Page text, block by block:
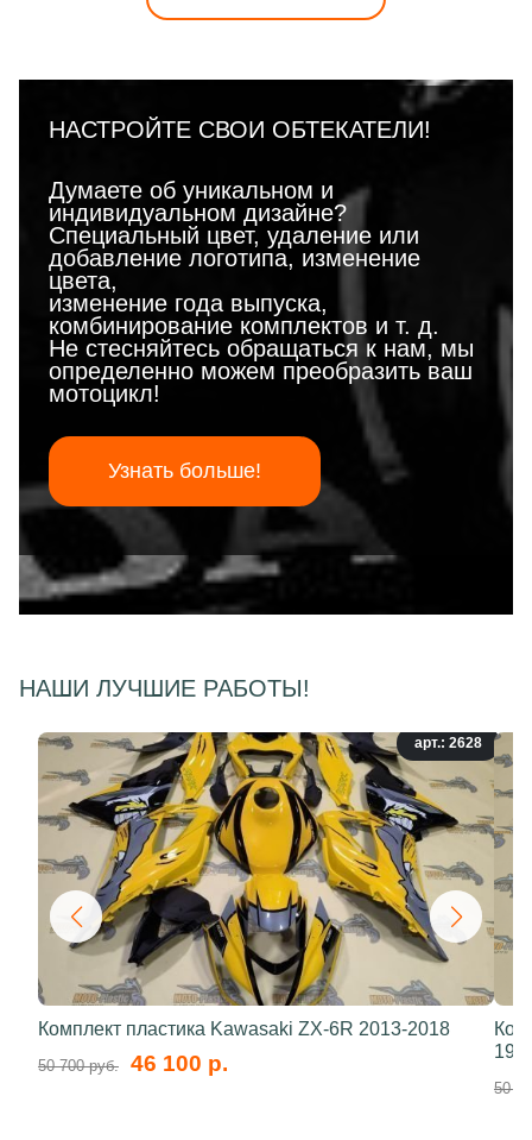
НАСТРОЙТЕ СВОИ ОБТЕКАТЕЛИ!
Думаете об уникальном и
индивидуальном дизайне?
Специальный цвет, удаление или
добавление логотипа, изменение
цвета,
изменение года выпуска,
комбинирование комплектов и т. д.
Не стесняйтесь обращаться к нам, мы
определенно можем преобразить ваш
мотоцикл!
Узнать больше!
НАШИ ЛУЧШИЕ РАБОТЫ!
арт.: 2628
Комплект пластика Kawasaki ZX-6R 2013-2018
50 700 руб. 46 100 р.
50